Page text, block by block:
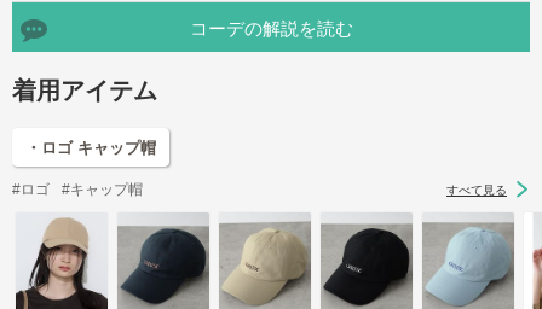
コーデの解説を読む
着用アイテム
・ロゴ キャップ帽
#ロゴ #キャップ帽 すべて見る